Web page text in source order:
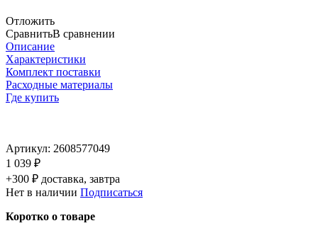
Отложить
СравнитьВ сравнении
Описание
Характеристики
Комплект поставки
Расходные материалы
Где купить
Артикул: 2608577049
1 039 ₽
+300 ₽ доставка, завтра
Нет в наличии Подписаться
Коротко о товаре